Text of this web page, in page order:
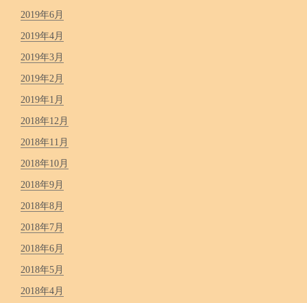
2019年6月
2019年4月
2019年3月
2019年2月
2019年1月
2018年12月
2018年11月
2018年10月
2018年9月
2018年8月
2018年7月
2018年6月
2018年5月
2018年4月